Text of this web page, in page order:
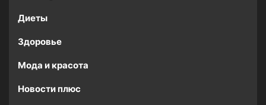
Диеты
Здоровье
Мода и красота
Новости плюс